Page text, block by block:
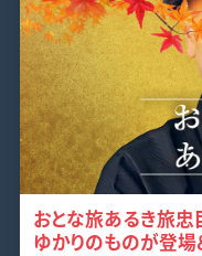
おとな旅あるき旅忠
ゆかりのものが登場